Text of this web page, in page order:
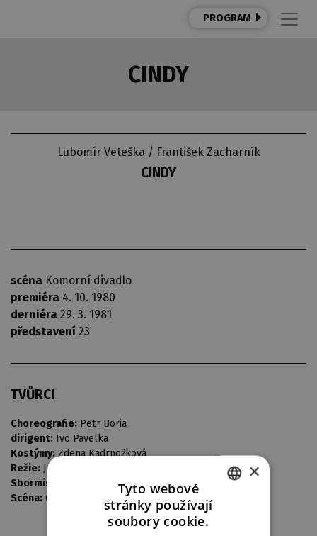
PROGRAM
CINDY
Lubomír Veteška / František Zacharník
CINDY
scéna Komorní divadlo
premiéra 4. 10. 1980
derniéra 29. 3. 1981
představení 23
TVŮRCI
Choreografie: Petr Boria
dirigent: Ivo Pavelka
Kostýmy: Zdena Kadrnožková
Režie: Jaroslav Heyduk
Sbormistr:
Jaroslav Buďárek
Scéna: Otakar Schindler
×
Tyto webové
stránky používají
soubory cookie.